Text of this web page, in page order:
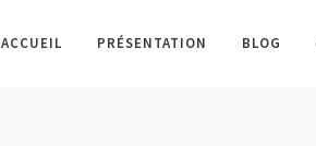
ACCUEIL PRÉSENTATION BLOG